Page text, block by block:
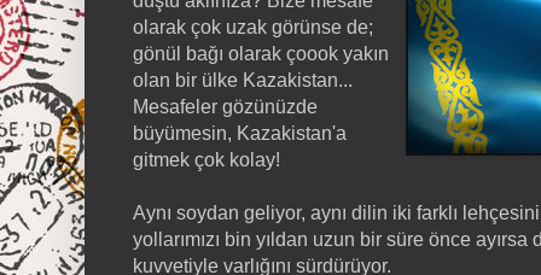
olarak çok uzak görünse de;
gönül bağı olarak çoook yakın
olan bir ülke Kazakistan...
Mesafeler gözünüzde
büyümesin, Kazakistan'a
gitmek çok kolay!
Aynı soydan geliyor, aynı dilin iki farklı
yollarımızı bin yıldan uzun bir süre önce
kuvvetiyle varlığını sürdürüyor.